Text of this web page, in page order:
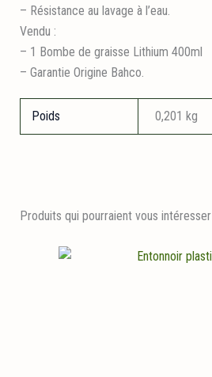
– Résistance au lavage à l’eau.
Vendu :
– 1 Bombe de graisse Lithium 400ml
– Garantie Origine Bahco.
Poids 0,201 kg
Produits qui pourraient vous intéresser